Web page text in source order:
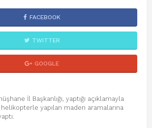
FACEBOOK
TWITTER
GOOGLE
İl Başkanlığı, yaptığı açıklamayla
yapılan maden aramalarına